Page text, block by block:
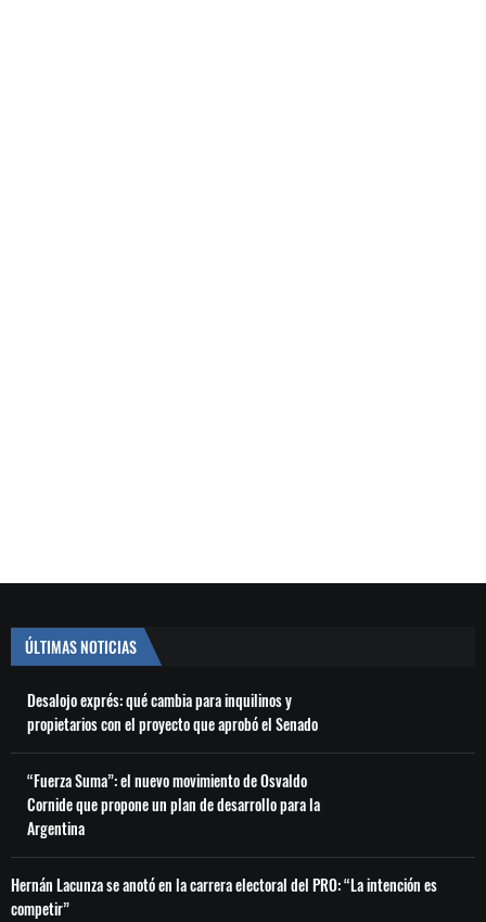
ÚLTIMAS NOTICIAS
Desalojo exprés: qué cambia para inquilinos y
propietarios con el proyecto que aprobó el Senado
“Fuerza Suma”: el nuevo movimiento de Osvaldo
Cornide que propone un plan de desarrollo para la
Argentina
Hernán Lacunza se anotó en la carrera electoral del PRO: “La intención es
competir”